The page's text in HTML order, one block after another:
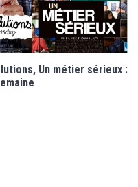
Un métier sérieux :